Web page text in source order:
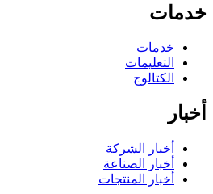
خدمات
خدمات
التعليمات
الكتالوج
أخبار
أخبار الشركة
أخبار الصناعة
أخبار المنتجات